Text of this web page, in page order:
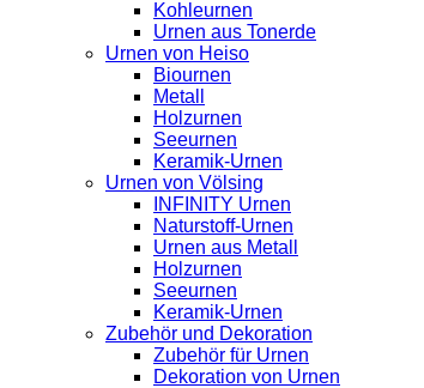
Kohleurnen
Urnen aus Tonerde
Urnen von Heiso
Biournen
Metall
Holzurnen
Seeurnen
Keramik-Urnen
Urnen von Völsing
INFINITY Urnen
Naturstoff-Urnen
Urnen aus Metall
Holzurnen
Seeurnen
Keramik-Urnen
Zubehör und Dekoration
Zubehör für Urnen
Dekoration von Urnen